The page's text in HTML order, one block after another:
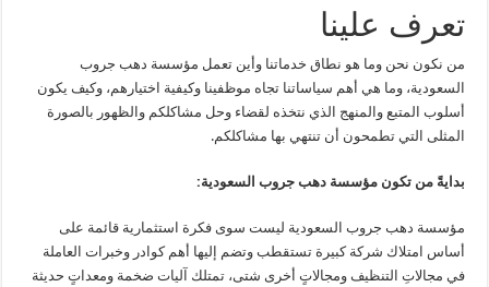
تعرف علينا
من نكون نحن وما هو نطاق خدماتنا وأين تعمل مؤسسة دهب جروب
السعودية، وما هي أهم سياساتنا تجاه موظفينا وكيفية اختيارهم، وكيف يكون
أسلوب المتبع والمنهج الذي نتخذه لقضاء وحل مشاكلكم والظهور بالصورة
المثلى التي تطمحون أن تنتهي بها مشاكلكم.
بدايةً من تكون مؤسسة دهب جروب السعودية:
مؤسسة دهب جروب السعودية ليست سوى فكرة استثمارية قائمة على
أساس امتلاك شركة كبيرة تستقطب وتضم إليها أهم كوادر وخبرات العاملة
في مجالاتِ التنظيف ومجالاتٍ أخرى شتى، تمتلك آليات ضخمة ومعداتٍ حديثة